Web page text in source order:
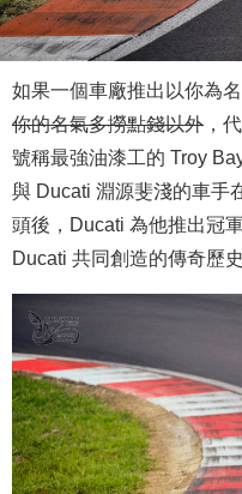
如果一個車廠推出以你為
你的名氣多撈點錢以外 ，
號稱最強油漆工的 Troy
與 Ducati 淵源斐淺的車手
頭後，Ducati 為他推出冠
Ducati 共同創造的傳奇歷史